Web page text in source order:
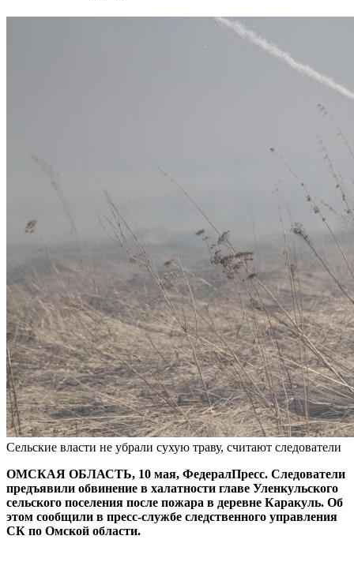
Сельские власти не убрали сухую траву, считают следователи
ОМСКАЯ ОБЛАСТЬ, 10 мая, ФедералПресс. Следователи
предъявили обвинение в халатности главе Уленкульского
сельского поселения после пожара в деревне Каракуль. Об
этом сообщили в пресс-службе следственного управления
СК по Омской области.